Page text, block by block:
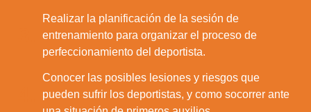
Realizar la planificación de la sesión de
entrenamiento para organizar el proceso de
perfeccionamiento del deportista.
Conocer las posibles lesiones y riesgos que
pueden sufrir los deportistas, y como socorrer ante